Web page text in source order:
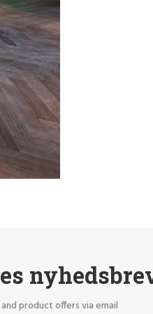
product offers via email